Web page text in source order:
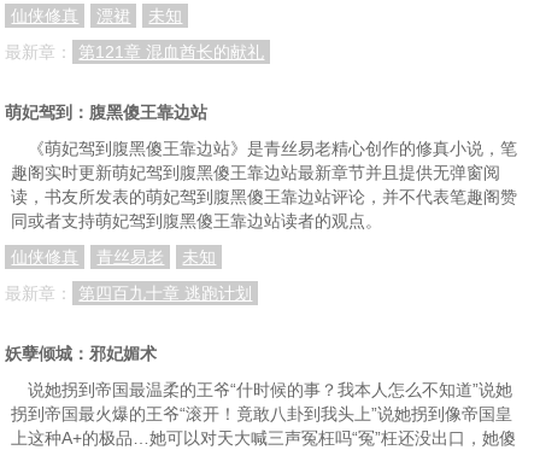
仙侠修真
漂裙
未知
最新章：
第121章 混血酋长的献礼
萌妃驾到：腹黑傻王靠边站
《萌妃驾到腹黑傻王靠边站》是青丝易老精心创作的修真小说，笔
趣阁实时更新萌妃驾到腹黑傻王靠边站最新章节并且提供无弹窗阅
读，书友所发表的萌妃驾到腹黑傻王靠边站评论，并不代表笔趣阁赞
同或者支持萌妃驾到腹黑傻王靠边站读者的观点。
仙侠修真
青丝易老
未知
最新章：
第四百九十章 逃跑计划
妖孽倾城：邪妃媚术
说她拐到帝国最温柔的王爷“什时候的事？我本人怎么不知道”说她
拐到帝国最火爆的王爷“滚开！竟敢八卦到我头上”说她拐到像帝国皇
上这种A+的极品…她可以对天大喊三声冤枉吗“冤”枉还没出口，她傻